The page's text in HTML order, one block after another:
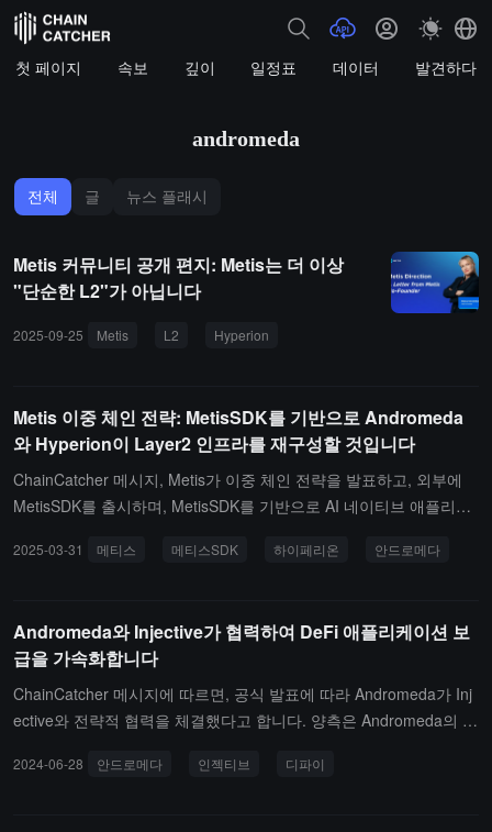
첫 페이지 속보 깊이 일정표 데이터 발견하다
andromeda
전체 글 뉴스 플래시
Metis 커뮤니티 공개 편지: Metis는 더 이상
"단순한 L2"가 아닙니다
2025-09-25 Metis L2 Hyperion
Metis 이중 체인 전략: MetisSDK를 기반으로 Andromeda
와 Hyperion이 Layer2 인프라를 재구성할 것입니다
ChainCatcher 메시지, Metis가 이중 체인 전략을 발표하고, 외부에
MetisSDK를 출시하며, MetisSDK를 기반으로 AI 네이티브 애플리케
다.Metis는 이중 체인 전략에 대한 추가 전략 발표를 했습니다. Metis
레이어 Hyperion(HYPE)과 기본 레이어 Andromeda의 통합을 통해
상호 보완적인 Layer2 생태계를 구축합니다.Andromeda는 Metis가
확장 가능한 분산 인프라를 구축하기 위한 첫 번째 단계로, 완전한 분
산 정렬기 노드 아키텍처를 구현하였으며, Optimistic Rollup 기술을
고 안전성과 분산화를 보장합니다. Hyperion은 MetisSDK를 기반으
2025-03-31 메티스 메티스SDK 하이페리온 안드로메다
Andromeda와 Injective가 협력하여 DeFi 애플리케이션 보
급을 가속화합니다
ChainCatcher 메시지에 따르면, 공식 발표에 따라 Andromeda가 Inj
ective와 전략적 협력을 체결했다고 합니다. 양측은 Andromeda의 a
속화할 것입니다. 협력의 주요 하이라이트에는 원활한 크로스 체인
2024-06-28 안드로메다 인젝티브 디파이